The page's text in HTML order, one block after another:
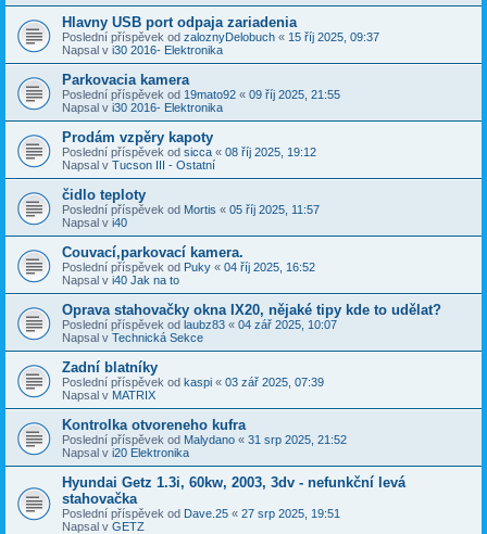
Hlavny USB port odpaja zariadenia
Poslední příspěvek od zaloznyDelobuch « 15 říj 2025, 09:37
Napsal v i30 2016- Elektronika
Parkovacia kamera
Poslední příspěvek od 19mato92 « 09 říj 2025, 21:55
Napsal v i30 2016- Elektronika
Prodám vzpěry kapoty
Poslední příspěvek od sicca « 08 říj 2025, 19:12
Napsal v Tucson III - Ostatní
čidlo teploty
Poslední příspěvek od Mortis « 05 říj 2025, 11:57
Napsal v i40
Couvací,parkovací kamera.
Poslední příspěvek od Puky « 04 říj 2025, 16:52
Napsal v i40 Jak na to
Oprava stahovačky okna IX20, nějaké tipy kde to udělat?
Poslední příspěvek od laubz83 « 04 zář 2025, 10:07
Napsal v Technická Sekce
Zadní blatníky
Poslední příspěvek od kaspi « 03 zář 2025, 07:39
Napsal v MATRIX
Kontrolka otvoreneho kufra
Poslední příspěvek od Malydano « 31 srp 2025, 21:52
Napsal v i20 Elektronika
Hyundai Getz 1.3i, 60kw, 2003, 3dv - nefunkční levá
stahovačka
Poslední příspěvek od Dave.25 « 27 srp 2025, 19:51
Napsal v GETZ